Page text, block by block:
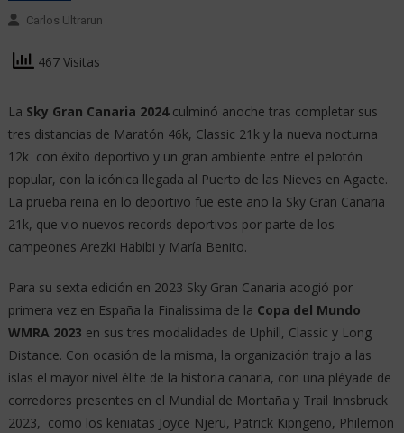
Carlos Ultrarun
467 Visitas
La Sky Gran Canaria 2024culminó anoche tras completar sus
tres distancias de Maratón 46k, Classic 21k y la nueva nocturna
12k con éxito deportivo y un gran ambiente entre el pelotón
popular, con la icónica llegada al Puerto de las Nieves en Agaete.
La prueba reina en lo deportivo fue este año la Sky Gran Canaria
21k, que vio nuevos records deportivos por parte de los
campeones Arezki Habibi y María Benito.
Para su sexta edición en 2023 Sky Gran Canaria acogió por
primera vez en España la Finalissima de la Copa del Mundo
WMRA 2023 en sus tres modalidades de Uphill, Classic y Long
Distance. Con ocasión de la misma, la organización trajo a las
islas el mayor nivel élite de la historia canaria, con una pléyade de
corredores presentes en el Mundial de Montaña y Trail Innsbruck
2023, como los keniatas Joyce Njeru, Patrick Kipngeno, Philemon